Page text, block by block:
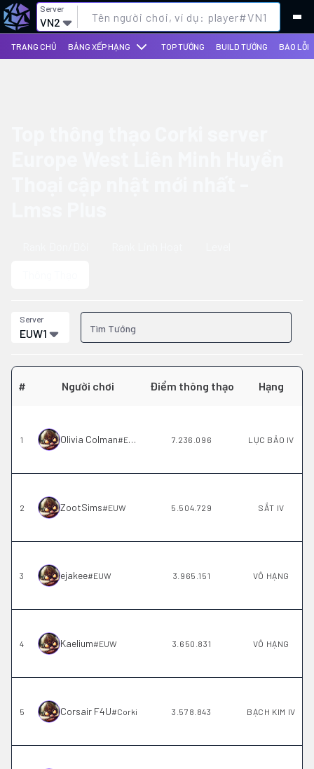
Server
VN2
TRANG CHỦ BẢNG XẾP HẠNG TOP TƯỚNG BUILD TƯỚNG BÁO LỖI
Server
EUW1
# Người chơi Điểm thông thạo Hạng
1 Olivia Colman#EUW 7.236.096 LỤC BẢO IV
2 ZootSims#EUW 5.504.729 SẮT IV
3 ejakee#EUW 3.965.151 VÔ HẠNG
4 Kaelium#EUW 3.650.831 VÔ HẠNG
5 Corsair F4U#Corki 3.578.843 BẠCH KIM IV